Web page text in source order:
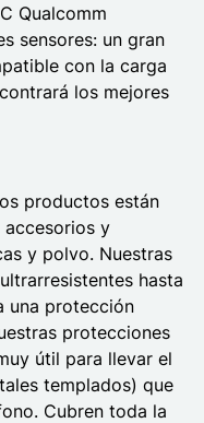
Qualcomm
sensores: un gran
con la carga
los mejores
productos están
accesorios y
y polvo. Nuestras
hasta
una protección
protecciones
útil para llevar el
templados) que
Cubren toda la